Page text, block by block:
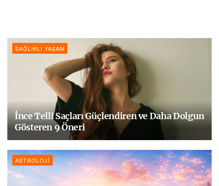
SAĞLIKLI YAŞAM
İnce Telli Saçları Güçlendiren ve Daha Dolgun
Gösteren 9 Öneri
ASTROLOJI